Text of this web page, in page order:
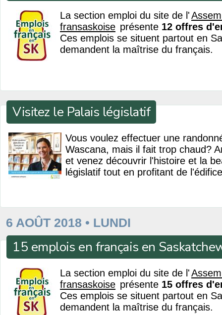
La section emploi du site de l'
fransaskoise présente 12 offres
Ces emplois se situent partout en
demandent la maîtrise du français.
Visitez le Palais législatif
Vous voulez effectuer une
Wascana, mais il fait trop chaud?
et venez découvrir l'histoire et la
législatif tout en profitant de
6 AOÛT 2018 • LUNDI
15 emplois en français en
La section emploi du site de l'
fransaskoise présente 15 offres
Ces emplois se situent partout en
demandent la maîtrise du français.